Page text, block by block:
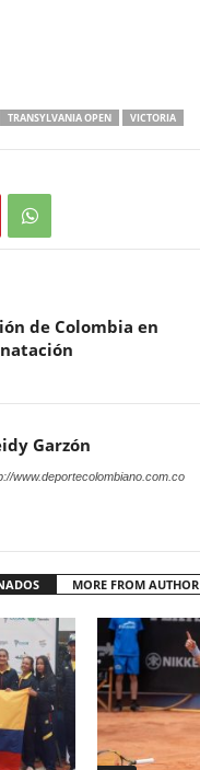
TRANSYLVANIA OPEN VICTORIA
de Colombia en
Garzón
www.deportecolombiano.com.co
MORE FROM AUTHOR